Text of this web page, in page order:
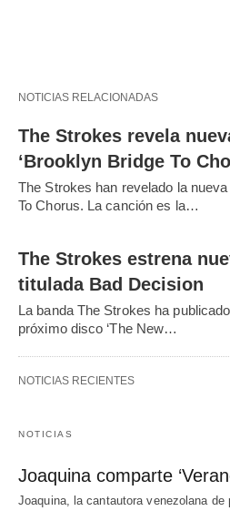
NOTICIAS RELACIONADAS
The Strokes revela
‘Brooklyn Bridge To
The Strokes han revelado la
To Chorus. La canción es la…
The Strokes estrena
titulada Bad Decision
La banda The Strokes ha
próximo disco ‘The New…
NOTICIAS RECIENTES
NOTICIAS
Joaquina comparte
Joaquina, la cantautora venezolana de